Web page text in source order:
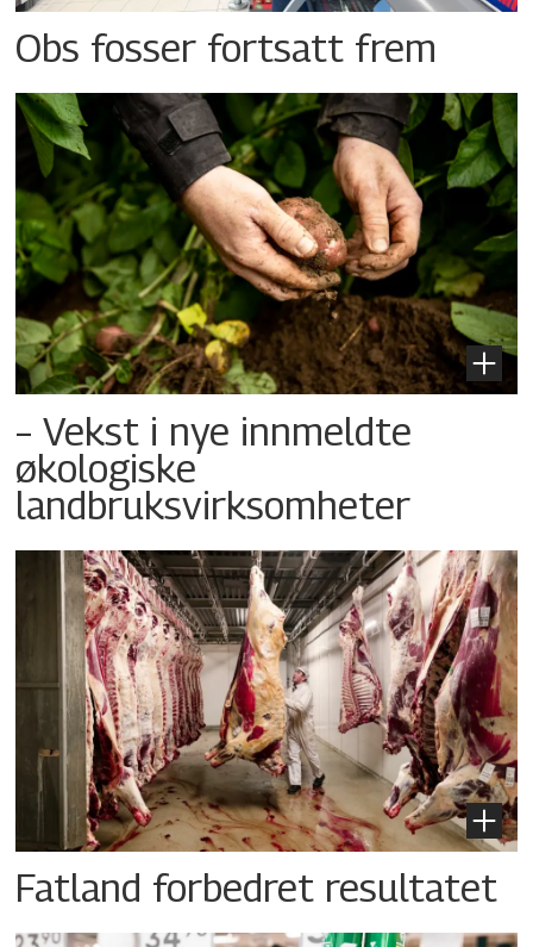
Obs fosser fortsatt frem
– Vekst i nye innmeldte
økologiske
landbruksvirksomheter
Fatland forbedret resultatet